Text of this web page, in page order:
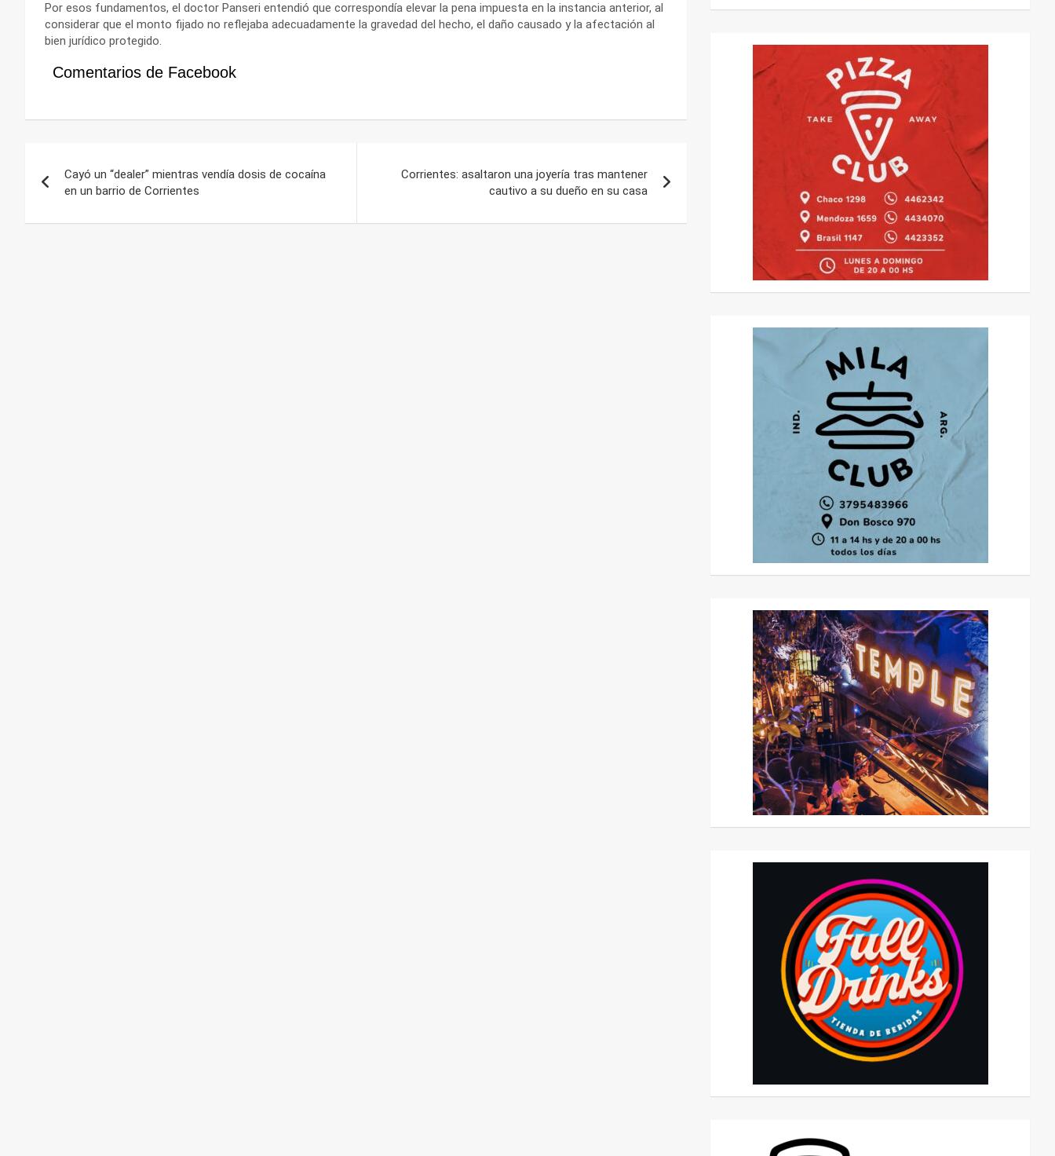
Por esos fundamentos, el doctor Panseri entendió que correspondía elevar la pena impuesta en la instancia anterior, al
considerar que el monto fijado no reflejaba adecuadamente la gravedad del hecho, el daño causado y la afectación al
bien jurídico protegido.
Comentarios de Facebook
de
entradas
Cayó un “dealer” mientras vendía dosis de cocaína
en un barrio de Corrientes
Corrientes: asaltaron una joyería tras mantener
cautivo a su dueño en su casa